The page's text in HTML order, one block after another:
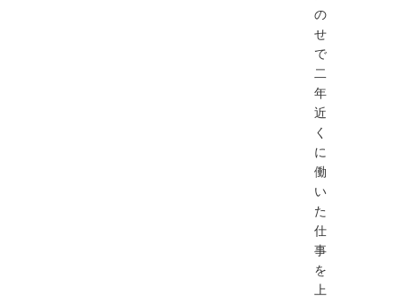
の
せ
で
二
年
近
く
に
働
い
た
仕
事
を
上